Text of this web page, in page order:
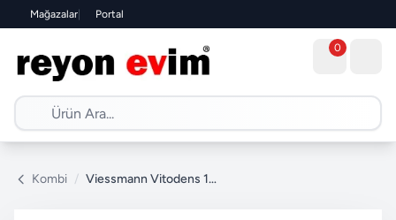
Mağazalar| Portal
0
Kombi / Viessmann Vitodens 100-W 32/35 kW Tam Yoğuşmalı Kombi